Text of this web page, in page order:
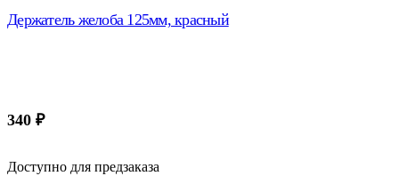
Держатель желоба 125мм, красный
340 ₽
Доступно для предзаказа